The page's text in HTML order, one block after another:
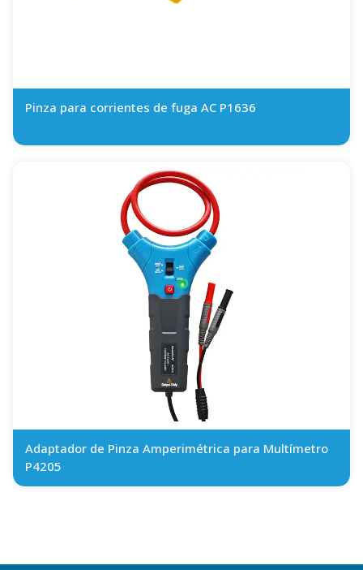
Pinza para corrientes de fuga AC P1636
Adaptador de Pinza Amperimétrica para Multímetro
P4205